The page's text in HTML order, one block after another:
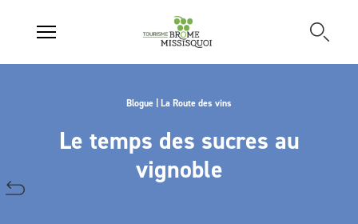
Blogue | La Route des vins
Le temps des sucres au
vignoble